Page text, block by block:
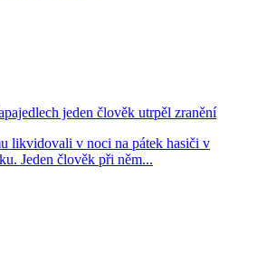
jeden člověk utrpěl zranění
likvidovali v noci na pátek hasiči v
Jeden člověk při něm...